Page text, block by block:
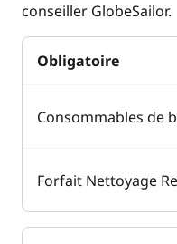
conseiller GlobeSailor.
Obligatoire
Consommables de
Forfait Nettoyage